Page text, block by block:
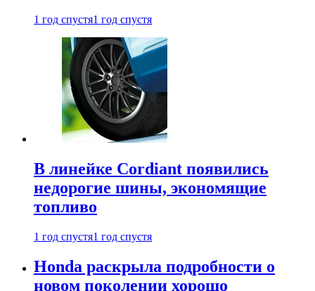
1 год спустя1 год спустя
В линейке Cordiant появились
недорогие шины, экономящие
топливо
1 год спустя1 год спустя
Honda раскрыла подробности о
новом поколении хорошо